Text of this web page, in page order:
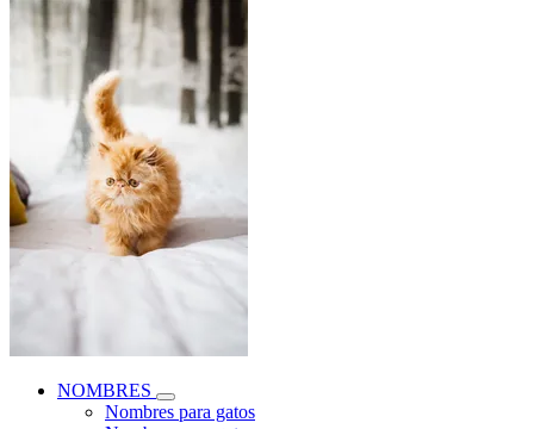
NOMBRES
Nombres para gatos